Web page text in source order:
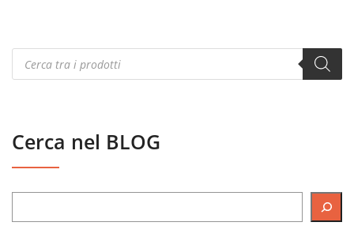
Products
search
Cerca nel BLOG